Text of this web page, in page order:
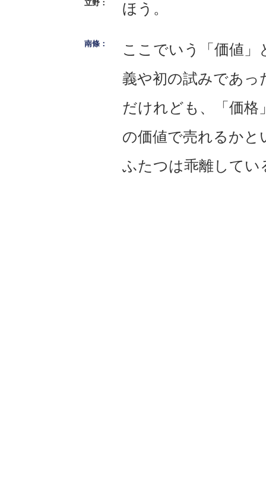
ほう。
ここでいう「価値
義や初の試みであっ
だけれども、「価
の価値で売れるかと
ふたつは乖離してい